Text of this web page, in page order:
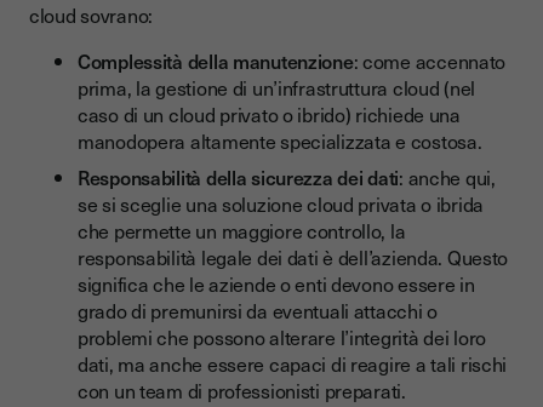
cloud sovrano:
Complessità della manutenzione: come accennato
prima, la gestione di un’infrastruttura cloud (nel
caso di un cloud privato o ibrido) richiede una
manodopera altamente specializzata e costosa.
Responsabilità della sicurezza dei dati: anche qui,
se si sceglie una soluzione cloud privata o ibrida
che permette un maggiore controllo, la
responsabilità legale dei dati è dell’azienda. Questo
significa che le aziende o enti devono essere in
grado di premunirsi da eventuali attacchi o
problemi che possono alterare l’integrità dei loro
dati, ma anche essere capaci di reagire a tali rischi
con un team di professionisti preparati.